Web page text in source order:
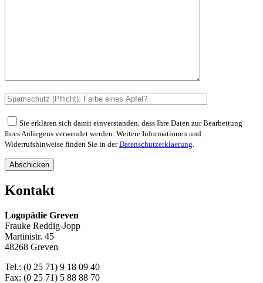
Sie erklären sich damit einverstanden, dass Ihre Daten zur Bearbeitung
Ihres Anliegens verwendet werden. Weitere Informationen und
Widerrufshinweise finden Sie in derDatenschutzerklaerung
Abschicken
Kontakt
Logopädie Greven
Frauke Reddig-Jopp
Martinistr. 45
48268 Greven
Tel.: (0 25 71) 9 18 09 40
Fax: (0 25 71) 5 88 88 70